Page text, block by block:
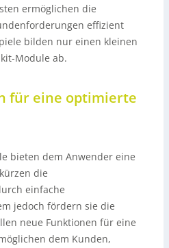
ermöglichen die
effizient
bilden nur einen kleinen
Module ab.
für eine optimierte
bieten dem Anwender eine
die
einfache
jedoch fördern sie die
neue Funktionen für eine
dem Kunden,